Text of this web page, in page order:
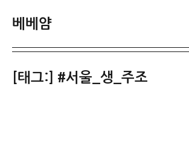
베베얌
[태그:] #서울_생_주조